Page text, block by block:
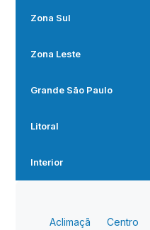
Zona Sul
Zona Leste
Grande São Paulo
Litoral
Interior
Aclimaçã
Centro